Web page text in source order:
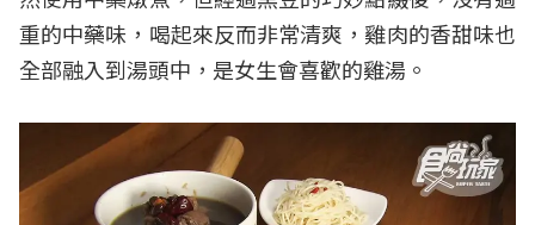
重的中藥味，喝起來反而非常清爽，雞肉的香甜味也
全部融入到湯頭中，是女生會喜歡的雞湯。